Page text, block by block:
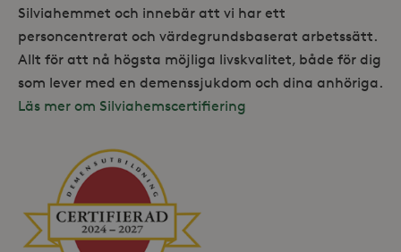
Silviahemmet och innebär att vi har ett
personcentrerat och värdegrundsbaserat arbetssätt.
Allt för att nå högsta möjliga livskvalitet, både för dig
som lever med en demenssjukdom och dina anhöriga.
Läs mer om Silviahemscertifiering